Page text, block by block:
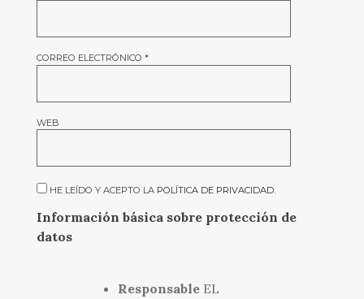
CORREO ELECTRÓNICO *
WEB
HE LEÍDO Y ACEPTO LA POLÍTICA DE PRIVACIDAD.
Información básica sobre protección de
datos
ResponsableEL